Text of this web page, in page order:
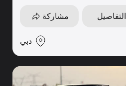
التفاصيل مشاركة
دبي